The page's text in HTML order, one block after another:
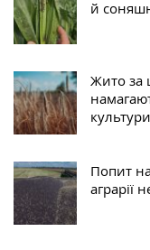
й
Жито за
культури
Попит
аграрії